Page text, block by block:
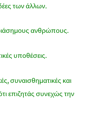
των άλλων.
ανθρώπους.
υποθέσεις.
συναισθηματικές και
επιζητάς συνεχώς την